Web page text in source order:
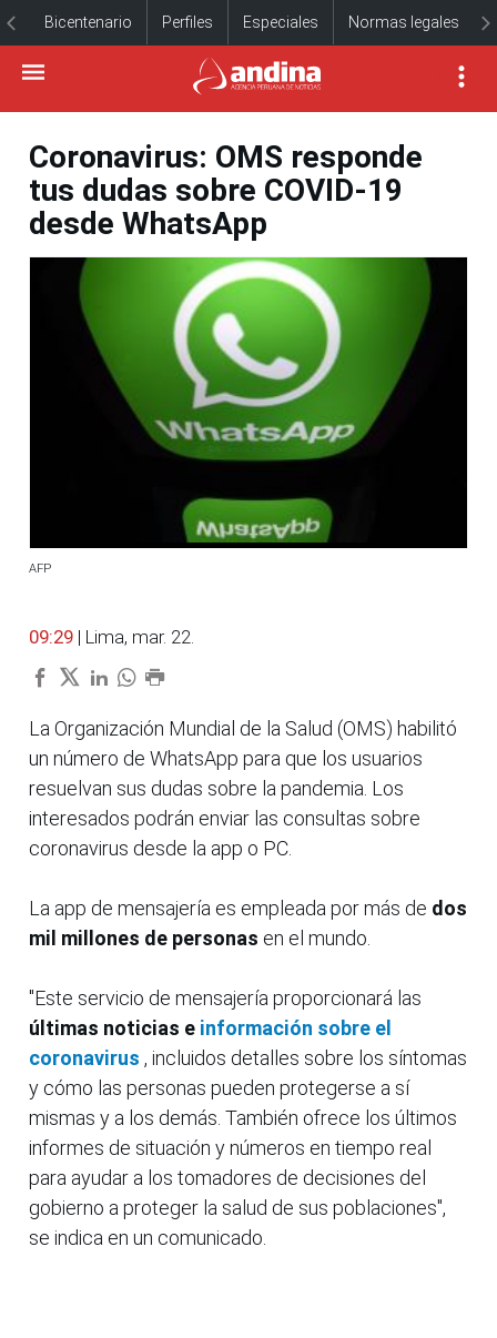
Bicentenario Perfiles Especiales Normas legales
Coronavirus: OMS responde
tus dudas sobre COVID-19
desde WhatsApp
AFP
09:29 | Lima, mar. 22.
La Organización Mundial de la Salud (OMS) habilitó
un número de WhatsApp para que los usuarios
resuelvan sus dudas sobre la pandemia. Los
interesados podrán enviar las consultas sobre
coronavirus desde la app o PC.
La app de mensajería es empleada por más de dos
mil millones de personas en el mundo.
"Este servicio de mensajería proporcionará las
últimas noticias e información sobre el
coronavirus , incluidos detalles sobre los síntomas
y cómo las personas pueden protegerse a sí
mismas y a los demás. También ofrece los últimos
informes de situación y números en tiempo real
para ayudar a los tomadores de decisiones del
gobierno a proteger la salud de sus poblaciones",
se indica en un comunicado.